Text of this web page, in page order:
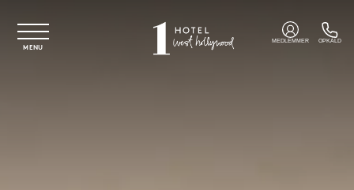
MENU
MEDLEMMER OPKALD